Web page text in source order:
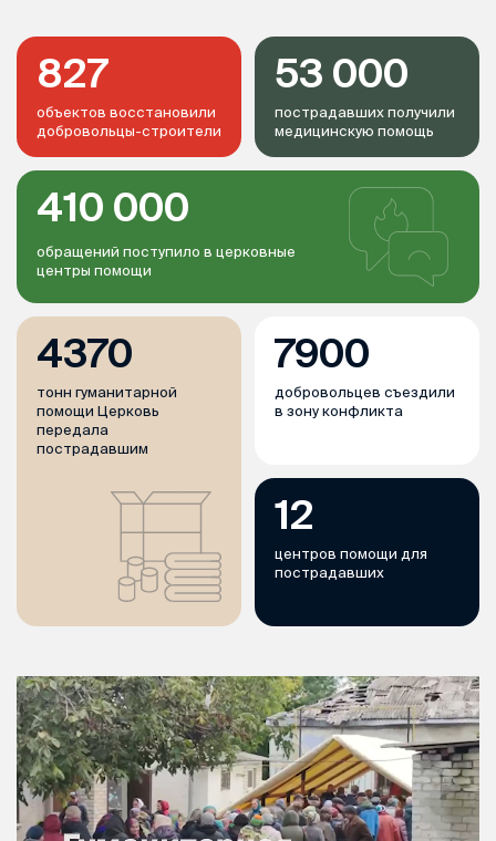
827
объектов восстановили
добровольцы-строители
53 000
пострадавших получили
медицинскую помощь
410 000
обращений поступило в церковные
центры помощи
7900
добровольцев съездили
в зону конфликта
4370
тонн гуманитарной
помощи Церковь
передала
пострадавшим
12
центров помощи для
пострадавших